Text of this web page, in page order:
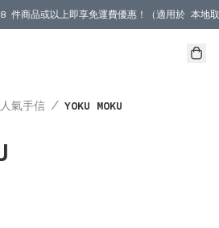
商品或以上即享免運費優惠！（適用於 本地
件商品或以上即享免運費優惠！（適用於
氣手信 / YOKU MOKU